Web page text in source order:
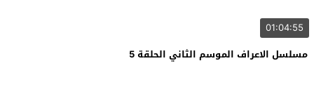
01:04:55
مسلسل الاعراف الموسم الثاني الحلقة 5